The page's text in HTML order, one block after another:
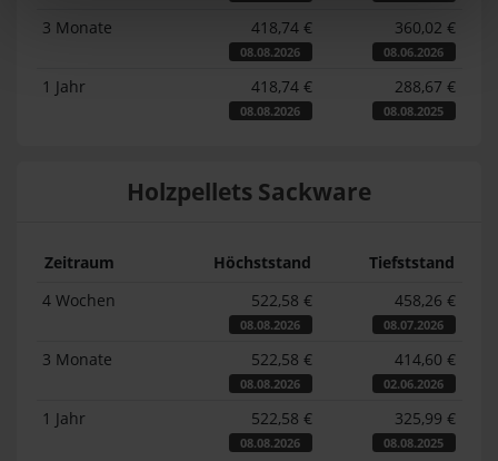
3 Monate 418,74 €
08.08.2026
360,02 €
08.06.2026
1 Jahr 418,74 €
08.08.2026
288,67 €
08.08.2025
Holzpellets Sackware
Zeitraum Höchststand
Tiefststand
4 Wochen
522,58 €
08.08.2026
458,26 €
08.07.2026
3 Monate 522,58 €
08.08.2026
414,60 €
02.06.2026
1 Jahr 522,58 €
08.08.2026
325,99 €
08.08.2025